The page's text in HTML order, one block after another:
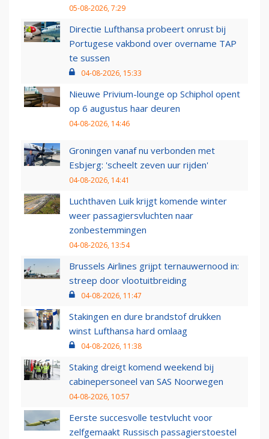
05-08-2026, 7:29
Directie Lufthansa probeert onrust bij
Portugese vakbond over overname TAP
te sussen
04-08-2026, 15:33
Nieuwe Privium-lounge op Schiphol opent
op 6 augustus haar deuren
04-08-2026, 14:46
Groningen vanaf nu verbonden met
Esbjerg: 'scheelt zeven uur rijden'
04-08-2026, 14:41
Luchthaven Luik krijgt komende winter
weer passagiersvluchten naar
zonbestemmingen
04-08-2026, 13:54
Brussels Airlines grijpt ternauwernood in:
streep door vlootuitbreiding
04-08-2026, 11:47
Stakingen en dure brandstof drukken
winst Lufthansa hard omlaag
04-08-2026, 11:38
Staking dreigt komend weekend bij
cabinepersoneel van SAS Noorwegen
04-08-2026, 10:57
Eerste succesvolle testvlucht voor
zelfgemaakt Russisch passagierstoestel